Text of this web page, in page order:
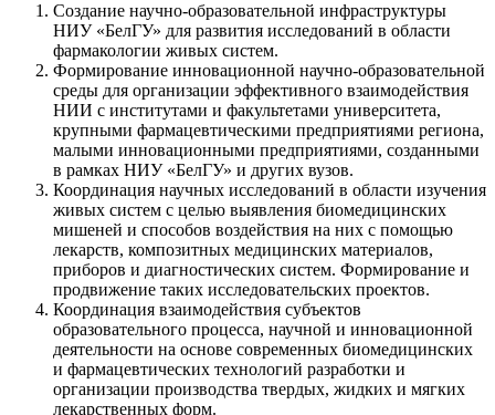
Создание научно-образовательной инфраструктуры
НИУ «БелГУ» для развития исследований в области
фармакологии живых систем.
Формирование инновационной научно-образовательной
среды для организации эффективного взаимодействия
НИИ с институтами и факультетами университета,
крупными фармацевтическими предприятиями региона,
малыми инновационными предприятиями, созданными
в рамках НИУ «БелГУ» и других вузов.
Координация научных исследований в области изучения
живых систем с целью выявления биомедицинских
мишеней и способов воздействия на них с помощью
лекарств, композитных медицинских материалов,
приборов и диагностических систем. Формирование и
продвижение таких исследовательских проектов.
Координация взаимодействия субъектов
образовательного процесса, научной и инновационной
деятельности на основе современных биомедицинских
и фармацевтических технологий разработки и
организации производства твердых, жидких и мягких
лекарственных форм.